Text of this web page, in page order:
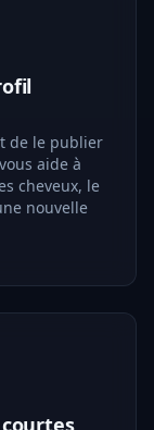
de le publier
aide à
cheveux, le
nouvelle